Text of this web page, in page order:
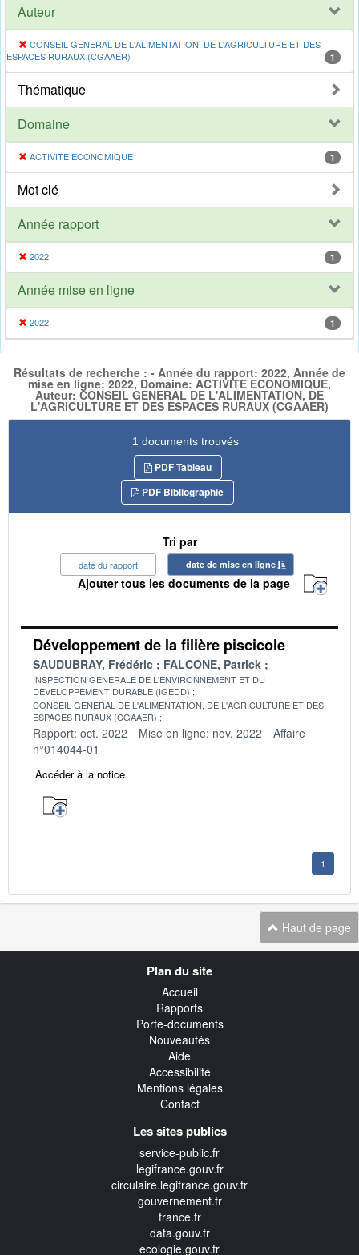
Auteur
CONSEIL GENERAL DE L'ALIMENTATION, DE L'AGRICULTURE ET DES
ESPACES RURAUX (CGAAER)
1
Thématique
Domaine
ACTIVITE ECONOMIQUE 1
Mot clé
Année rapport
2022 1
Année mise en ligne
2022 1
Résultats de recherche : - Année du rapport: 2022, Année de
mise en ligne: 2022, Domaine: ACTIVITE ECONOMIQUE,
Auteur: CONSEIL GENERAL DE L'ALIMENTATION, DE
L'AGRICULTURE ET DES ESPACES RURAUX (CGAAER)
1 documents trouvés
PDF Tableau
PDF Bibliographie
Tri par
date du rapport date de mise en ligne
Ajouter tous les documents de la page
Développement de la filière piscicole
SAUDUBRAY, Frédéric FALCONE, Patrick
INSPECTION GENERALE DE L'ENVIRONNEMENT ET DU
DEVELOPPEMENT DURABLE (IGEDD)
CONSEIL GENERAL DE L'ALIMENTATION, DE L'AGRICULTURE ET DES
ESPACES RURAUX (CGAAER)
Rapport: oct. 2022 Mise en ligne: nov. 2022
Affaire
n°014044-01
Accéder à la notice
1
Haut de page
Plan du site
Accueil
Rapports
Porte-documents
Nouveautés
Aide
Accessibilité
Mentions légales
Contact
Les sites publics
service-public.fr
legifrance.gouv.fr
circulaire.legifrance.gouv.fr
gouvernement.fr
france.fr
data.gouv.fr
ecologie.gouv.fr